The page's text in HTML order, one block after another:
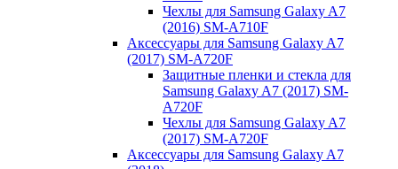
Чехлы для Samsung Galaxy A7
(2016) SM-A710F
Аксессуары для Samsung Galaxy A7
(2017) SM-A720F
Защитные пленки и стекла для
Samsung Galaxy A7 (2017) SM-
A720F
Чехлы для Samsung Galaxy A7
(2017) SM-A720F
Аксессуары для Samsung Galaxy A7